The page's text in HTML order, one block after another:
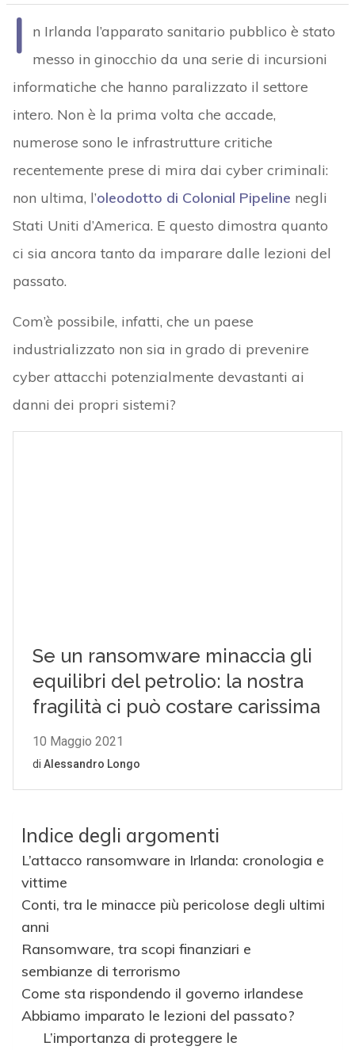
I
n Irlanda l’apparato sanitario pubblico è stato
messo in ginocchio da una serie di incursioni
informatiche che hanno paralizzato il settore
intero. Non è la prima volta che accade,
numerose sono le infrastrutture critiche
recentemente prese di mira dai cyber criminali:
non ultima, l’oleodotto di Colonial Pipeline negli
Stati Uniti d’America. E questo dimostra quanto
ci sia ancora tanto da imparare dalle lezioni del
passato.
Com’è possibile, infatti, che un paese
industrializzato non sia in grado di prevenire
cyber attacchi potenzialmente devastanti ai
danni dei propri sistemi?
Indice degli argomenti
L’attacco ransomware in Irlanda: cronologia e
vittime
Conti, tra le minacce più pericolose degli ultimi
anni
Ransomware, tra scopi finanziari e
sembianze di terrorismo
Come sta rispondendo il governo irlandese
Abbiamo imparato le lezioni del passato?
L’importanza di proteggere le